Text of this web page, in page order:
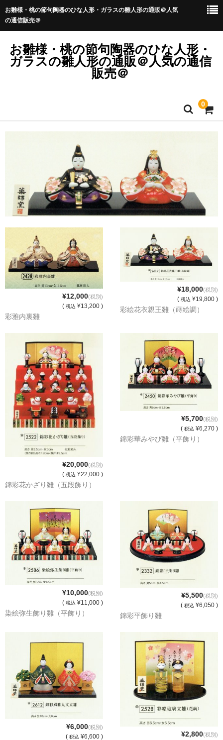
お雛様・桃の節句陶器のひな人形・ガラスの雛人形の通販＠人気
の通信販売＠
お雛様・桃の節句陶器のひな人形・
ガラスの雛人形の通販＠人気の通信
販売＠
0
お子様の名入れ木札無料サービス中！
メンバー
商品のリクエスト・お問い合わせは？
商品の価格につきまして
商品掲載ページの見方とご注文方法について
当店の所在地
熨斗紙につきまして
送料と納期と在庫につきまして
陶器のすぎうら営業時間
¥12,000(税別)
( 税込 ¥13,200 )
彩雅内裏雛
¥18,000(税別)
( 税込 ¥19,800 )
彩絵花衣親王雛（蒔絵調）
¥20,000(税別)
( 税込 ¥22,000 )
錦彩花かざり雛（五段飾り）
¥5,700(税別)
( 税込 ¥6,270 )
錦彩華みやび雛（平飾り）
¥10,000(税別)
( 税込 ¥11,000 )
染絵弥生飾り雛（平飾り）
¥5,500(税別)
( 税込 ¥6,050 )
錦彩平飾り雛
¥6,000(税別)
( 税込 ¥6,600 ) ¥2,800(税別)